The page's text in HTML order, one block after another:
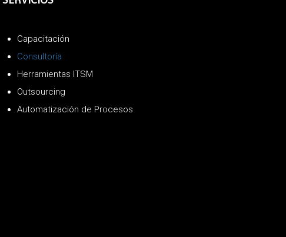
Capacitación
Consultoría
Herramientas ITSM
Outsourcing
Automatización de Procesos